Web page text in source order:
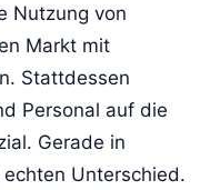
Nutzung von
Markt mit
Stattdessen
Personal auf die
Gerade in
Unterschied.